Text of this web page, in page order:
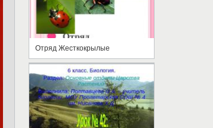
Отряд Жесткокрылые